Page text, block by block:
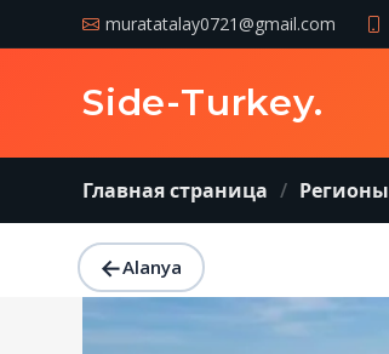
muratatalay0721@gmail.com
Side-Turkey.
Главная страница Регионы
←Alanya